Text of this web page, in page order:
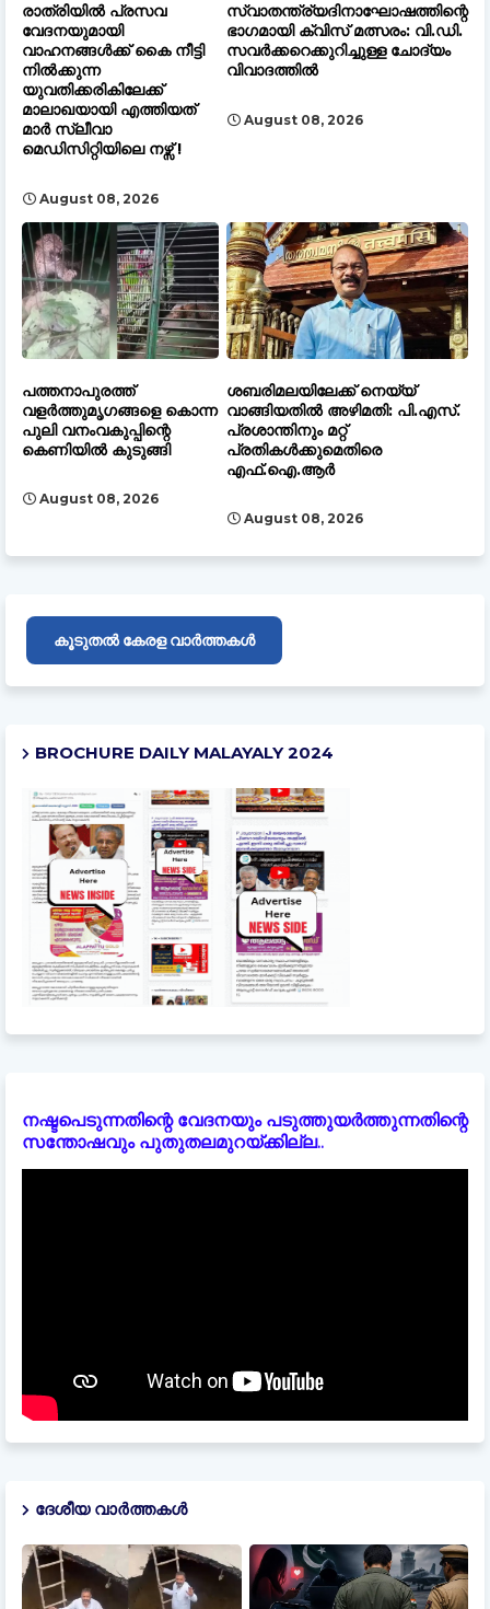
രാത്രിയിൽ പ്രസവ
വേദനയുമായി
വാഹനങ്ങൾക്ക് കൈ നീട്ടി
നിൽക്കുന്ന
യുവതിക്കരികിലേക്ക്
മാലാഖയായി എത്തിയത്
മാർ സ്ലീവാ
മെഡിസിറ്റിയിലെ നഴ്സ് !
August 08, 2026
സ്വാതന്ത്ര്യദിനാഘോഷത്തിന്റെ
ഭാഗമായി ക്വിസ് മത്സരം: വി.ഡി.
സവർക്കറെക്കുറിച്ചുള്ള ചോദ്യം
വിവാദത്തിൽ
August 08, 2026
പത്തനാപുരത്ത്
വളർത്തുമൃഗങ്ങളെ കൊന്ന
പുലി വനംവകുപ്പിന്റെ
കെണിയിൽ കുടുങ്ങി
August 08, 2026
ശബരിമലയിലേക്ക് നെയ്യ്
വാങ്ങിയതിൽ അഴിമതി: പി.എസ്.
പ്രശാന്തിനും മറ്റ്
പ്രതികൾക്കുമെതിരെ
എഫ്.ഐ.ആർ
August 08, 2026
കൂടുതൽ കേരള വാർത്തകൾ
BROCHURE DAILY MALAYALY 2024
നഷ്ടപെടുന്നതിന്റെ വേദനയും പടുത്തുയർത്തുന്നതിന്റെ
സന്തോഷവും പുതുതലമുറയ്ക്കില്ല..
ദേശീയ വാർത്തകൾ